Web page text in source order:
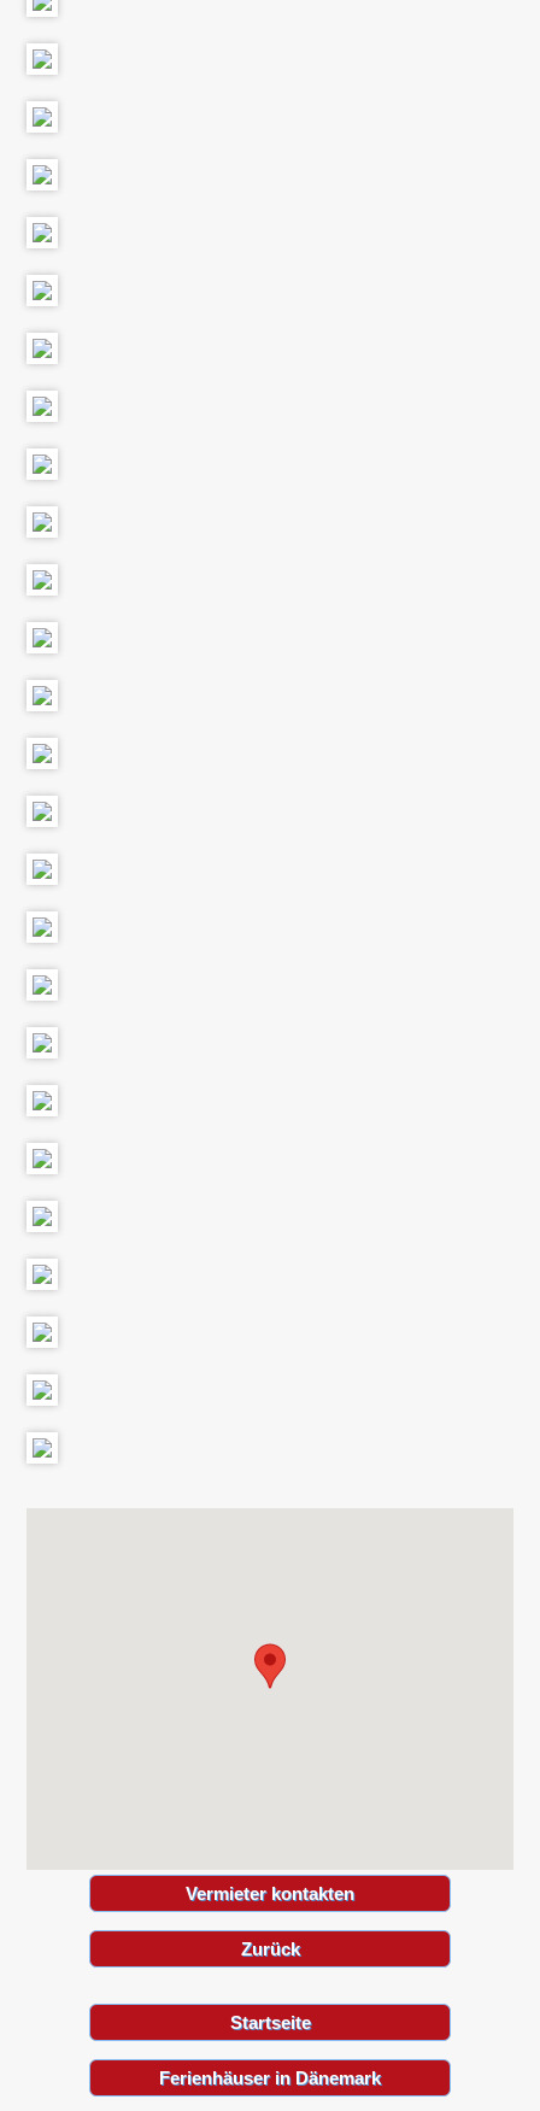
Vermieter kontakten
Zurück
Startseite
Ferienhäuser in Dänemark